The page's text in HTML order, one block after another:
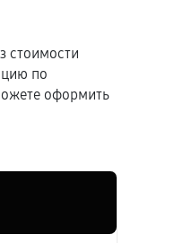
стоимости
по
оформить